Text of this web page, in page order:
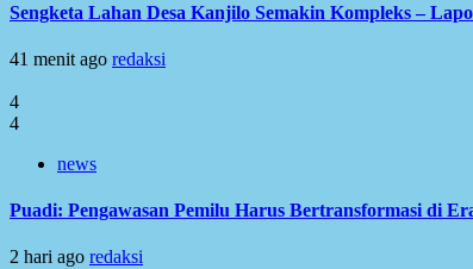
Sengketa Lahan Desa Kanjilo Semakin Kompleks –
41 menit ago redaksi
4
4
news
Puadi: Pengawasan Pemilu Harus Bertransformasi di
2 hari ago redaksi